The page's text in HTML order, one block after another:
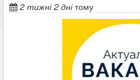
2 тижні 2 днітому